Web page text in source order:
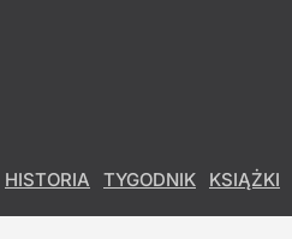
HISTORIA TYGODNIK KSIĄŻKI